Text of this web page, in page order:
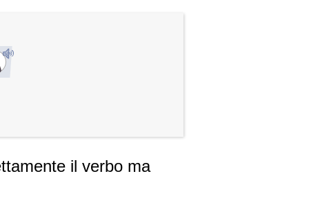
il verbo ma